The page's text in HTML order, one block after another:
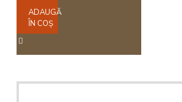
ADAUGĂ
ÎN COŞ